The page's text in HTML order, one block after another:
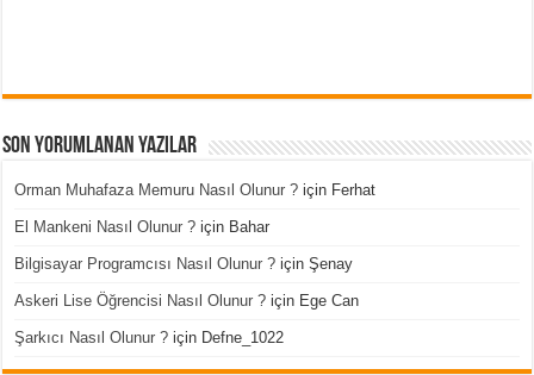
Son Yorumlanan Yazılar
Orman Muhafaza Memuru Nasıl Olunur ? için Ferhat
El Mankeni Nasıl Olunur ? için Bahar
Bilgisayar Programcısı Nasıl Olunur ? içinŞenay
Askeri Lise Öğrencisi Nasıl Olunur ? için Ege Can
Şarkıcı Nasıl Olunur ? için Defne_1022